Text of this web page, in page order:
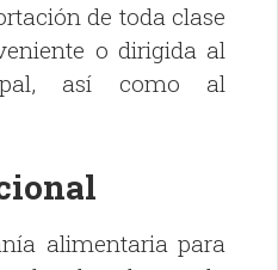
de toda clase
o dirigida al
así como al
alimentaria para